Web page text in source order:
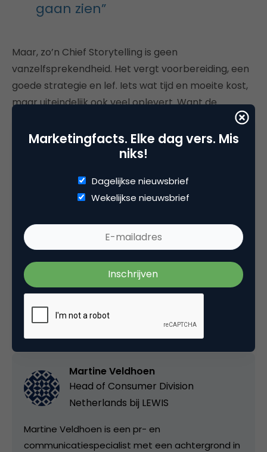
gaan zien”
Maar, zo’n Chief Storytelling is geen
vanzelfsprekendheid. Het vergt voorbereiding, een
goede strategie en lef. Iets wat tijd en moeite kost,
maar uiteindelijk ook veel oplevert. Want de
bedrijfsreputatie is niet gebaat bij een onzichtbare,
hautaine CEO.
een vereiste: het wordt tijd dat topbestuurders
mediaoptredens niet als een verplichting, maar als
Deel dit artikel
Kopieer link
Martine Veldhoen
Head of Consumer Division
Netherlands bij LEWIS
Martine Veldhoen is een pr- en
communicatiespecialist met een achtergrond in
Marketingfacts. Elke dag vers. Mis
niks!
Dagelijkse nieuwsbrief
Wekelijkse nieuwsbrief